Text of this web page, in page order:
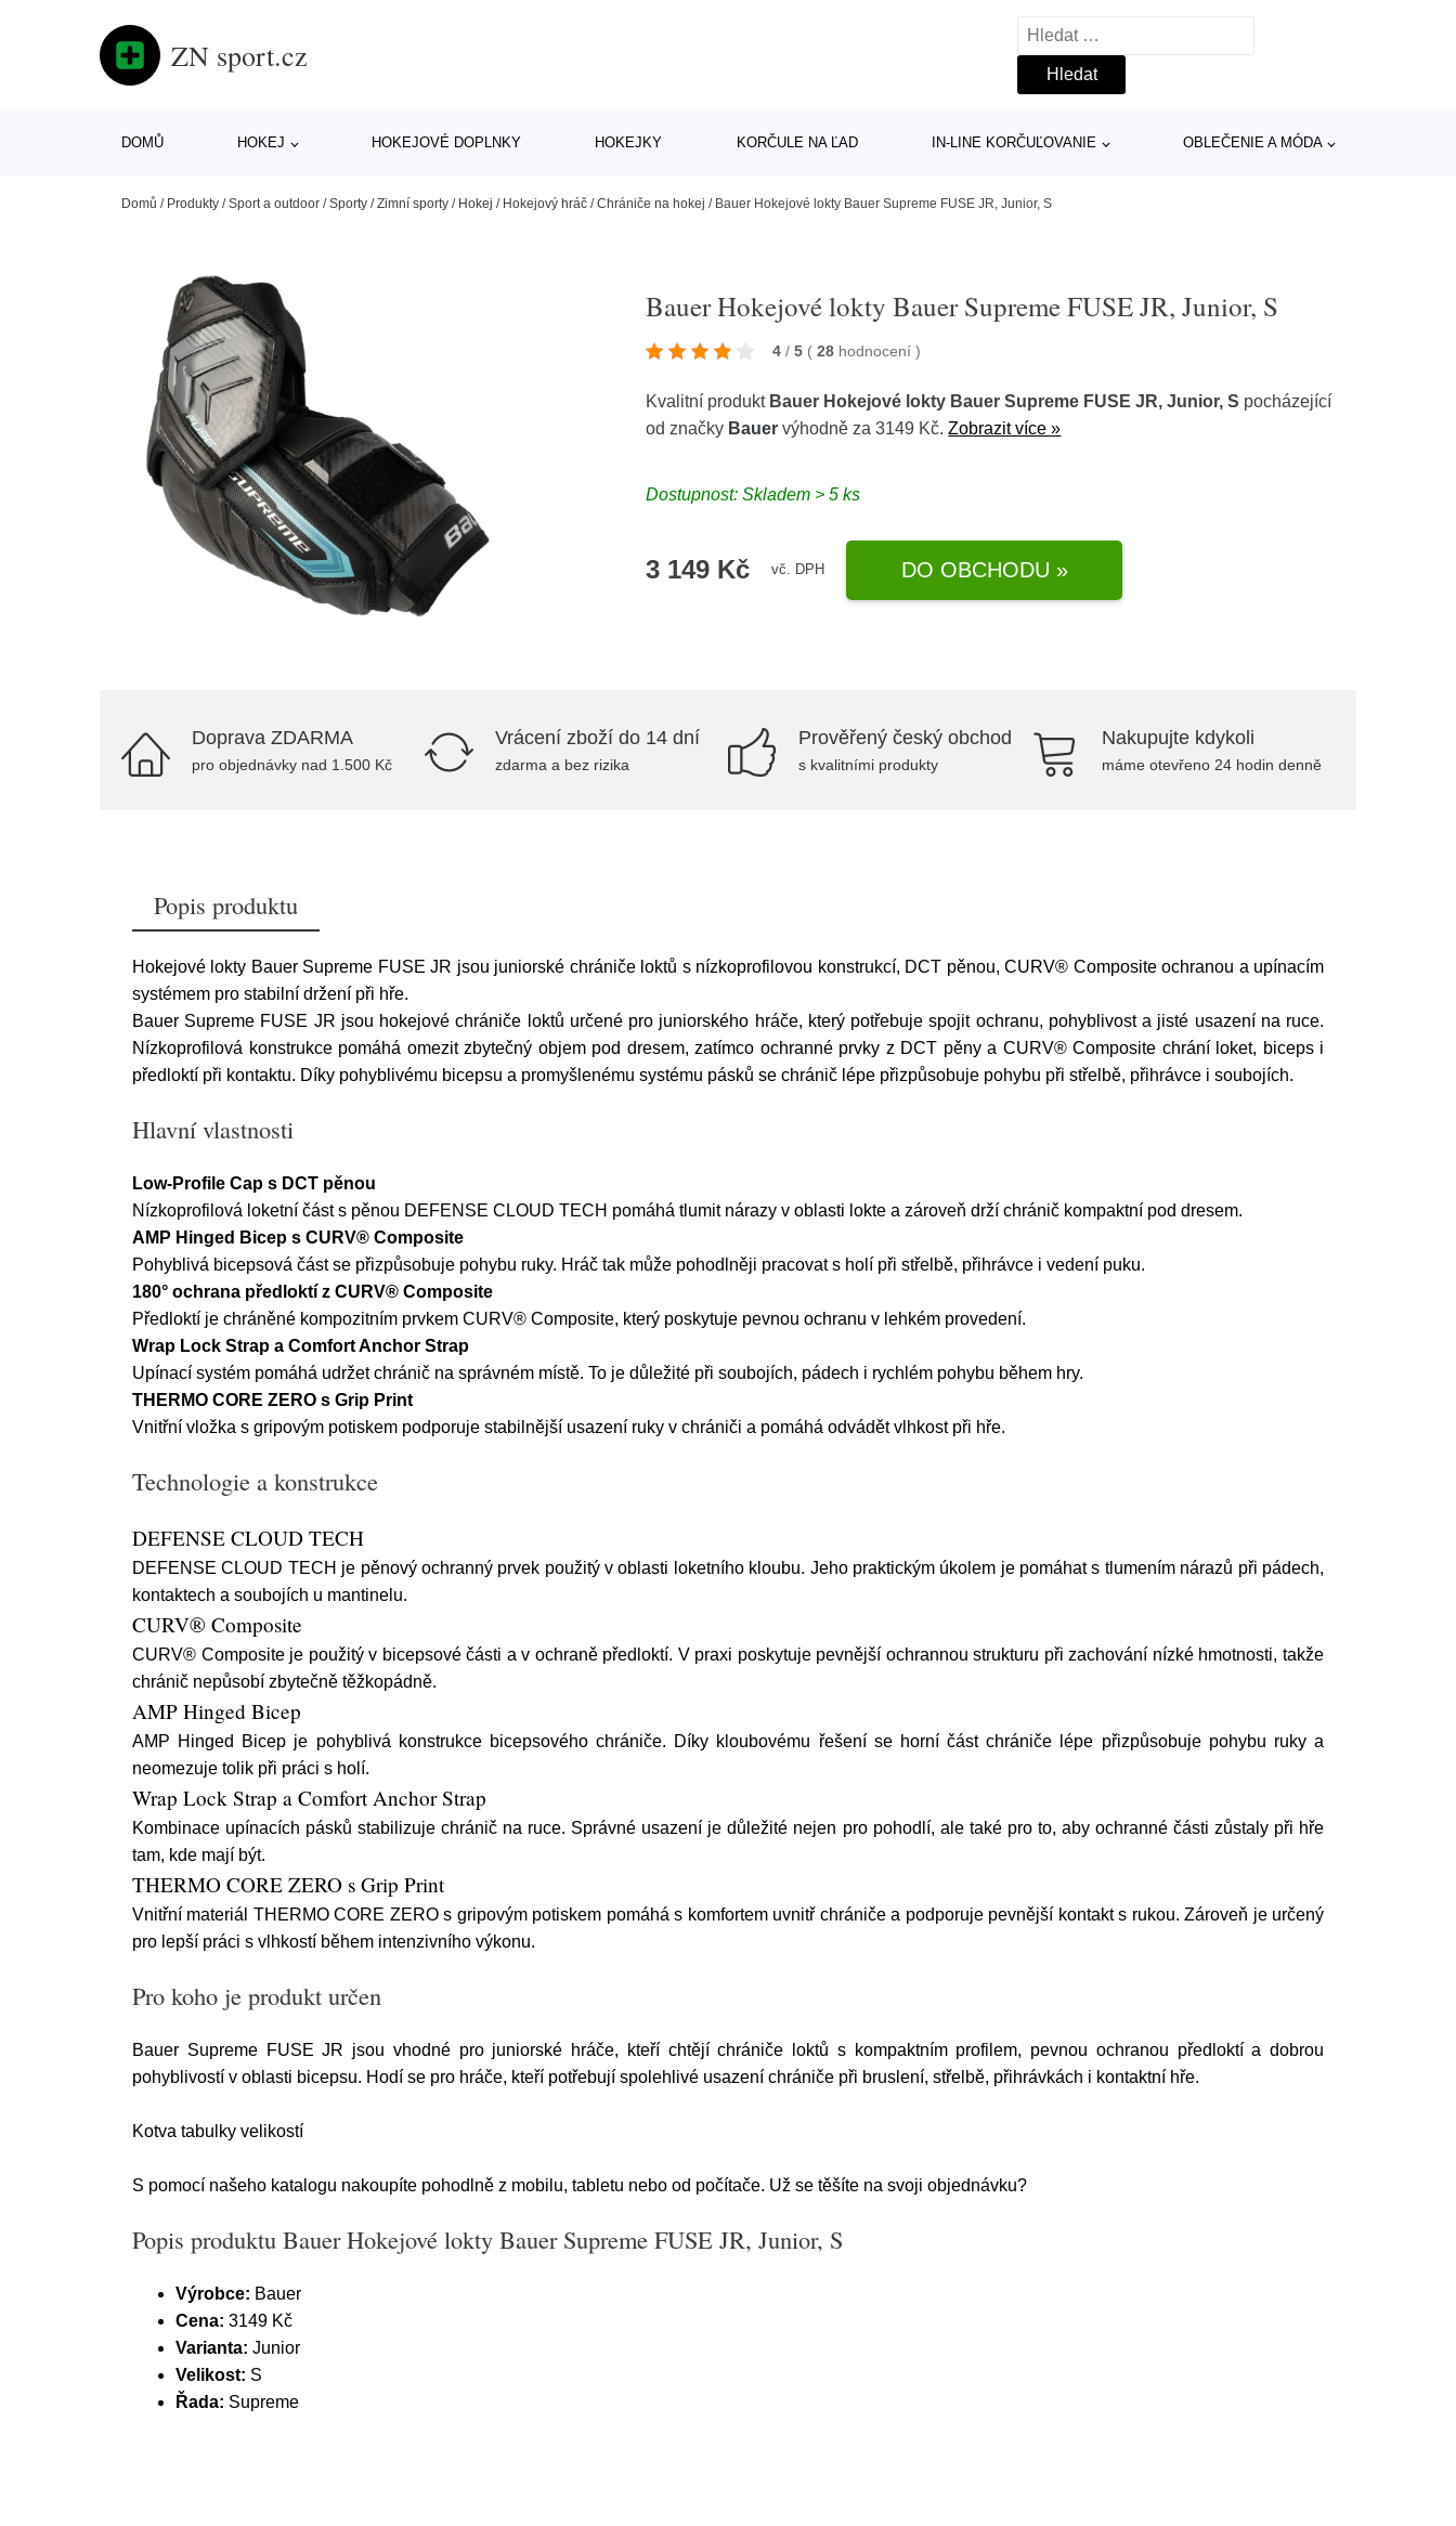
ZN sport.cz
Vyhledávání
DOMŮ HOKEJ HOKEJOVÉ DOPLNKY HOKEJKY KORČULE NA ĽAD IN-LINE KORČUĽOVANIE OBLEČENIE A MÓDA
Domů / Produkty /Sport a outdoor /Sporty /Zimní sporty / Hokej / Hokejový hráč /Chrániče na hokej / Bauer Hokejové lokty Bauer Supreme FUSE JR, Junior, S
Bauer Hokejové lokty Bauer Supreme FUSE JR, Junior, S
4 / 5 ( 28 hodnocení)
Kvalitní produkt Bauer Hokejové lokty Bauer Supreme FUSE JR, Junior, S pocházející
od značky Bauer výhodně za 3149 Kč.Zobrazit více »
Dostupnost: Skladem > 5 ks
3 149 Kč vč. DPH DO OBCHODU »
Doprava ZDARMA
pro objednávky nad 1.500 Kč
Vrácení zboží do 14 dní
zdarma a bez rizika
Prověřený český obchod
s kvalitními produkty
Nakupujte kdykoli
máme otevřeno 24 hodin denně
Popis produktu
Hokejové lokty Bauer Supreme FUSE JR jsou juniorské chrániče loktů s nízkoprofilovou konstrukcí, DCT pěnou, CURV® Composite ochranou a upínacím
systémem pro stabilní držení při hře.
Bauer Supreme FUSE JR jsou hokejové chrániče loktů určené pro juniorského hráče, který potřebuje spojit ochranu, pohyblivost a jisté usazení na ruce.
Nízkoprofilová konstrukce pomáhá omezit zbytečný objem pod dresem, zatímco ochranné prvky z DCT pěny a CURV® Composite chrání loket, biceps i
předloktí při kontaktu. Díky pohyblivému bicepsu a promyšlenému systému pásků se chránič lépe přizpůsobuje pohybu při střelbě, přihrávce i soubojích.
Hlavní vlastnosti
Low-Profile Cap s DCT pěnou
Nízkoprofilová loketní část s pěnou DEFENSE CLOUD TECH pomáhá tlumit nárazy v oblasti lokte a zároveň drží chránič kompaktní pod dresem.
AMP Hinged Bicep s CURV® Composite
Pohyblivá bicepsová část se přizpůsobuje pohybu ruky. Hráč tak může pohodlněji pracovat s holí při střelbě, přihrávce i vedení puku.
180° ochrana předloktí z CURV® Composite
Předloktí je chráněné kompozitním prvkem CURV® Composite, který poskytuje pevnou ochranu v lehkém provedení.
Wrap Lock Strap a Comfort Anchor Strap
Upínací systém pomáhá udržet chránič na správném místě. To je důležité při soubojích, pádech i rychlém pohybu během hry.
THERMO CORE ZERO s Grip Print
Vnitřní vložka s gripovým potiskem podporuje stabilnější usazení ruky v chrániči a pomáhá odvádět vlhkost při hře.
Technologie a konstrukce
DEFENSE CLOUD TECH
DEFENSE CLOUD TECH je pěnový ochranný prvek použitý v oblasti loketního kloubu. Jeho praktickým úkolem je pomáhat s tlumením nárazů při pádech,
kontaktech a soubojích u mantinelu.
CURV® Composite
CURV® Composite je použitý v bicepsové části a v ochraně předloktí. V praxi poskytuje pevnější ochrannou strukturu při zachování nízké hmotnosti, takže
chránič nepůsobí zbytečně těžkopádně.
AMP Hinged Bicep
AMP Hinged Bicep je pohyblivá konstrukce bicepsového chrániče. Díky kloubovému řešení se horní část chrániče lépe přizpůsobuje pohybu ruky a
neomezuje tolik při práci s holí.
Wrap Lock Strap a Comfort Anchor Strap
Kombinace upínacích pásků stabilizuje chránič na ruce. Správné usazení je důležité nejen pro pohodlí, ale také pro to, aby ochranné části zůstaly při hře
tam, kde mají být.
THERMO CORE ZERO s Grip Print
Vnitřní materiál THERMO CORE ZERO s gripovým potiskem pomáhá s komfortem uvnitř chrániče a podporuje pevnější kontakt s rukou. Zároveň je určený
pro lepší práci s vlhkostí během intenzivního výkonu.
Pro koho je produkt určen
Bauer Supreme FUSE JR jsou vhodné pro juniorské hráče, kteří chtějí chrániče loktů s kompaktním profilem, pevnou ochranou předloktí a dobrou
pohyblivostí v oblasti bicepsu. Hodí se pro hráče, kteří potřebují spolehlivé usazení chrániče při bruslení, střelbě, přihrávkách i kontaktní hře.
Kotva tabulky velikostí
S pomocí našeho katalogu nakoupíte pohodlně z mobilu, tabletu nebo od počítače. Už se těšíte na svoji objednávku?
Popis produktu Bauer Hokejové lokty Bauer Supreme FUSE JR, Junior, S
Výrobce: Bauer
Cena: 3149 Kč
Varianta: Junior
Velikost: S
Řada: Supreme